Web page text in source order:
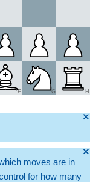
F G H
🞫
🞫
moves are in
for how many